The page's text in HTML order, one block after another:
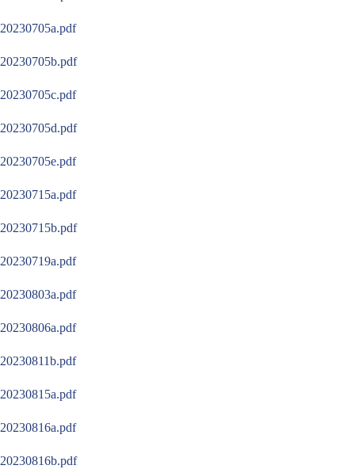
20230705a.pdf
20230705b.pdf
20230705c.pdf
20230705d.pdf
20230705e.pdf
20230715a.pdf
20230715b.pdf
20230719a.pdf
20230803a.pdf
20230806a.pdf
20230811b.pdf
20230815a.pdf
20230816a.pdf
20230816b.pdf